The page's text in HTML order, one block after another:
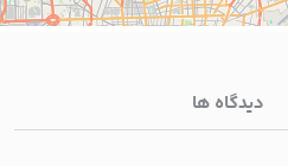
4
دیدگاه ها